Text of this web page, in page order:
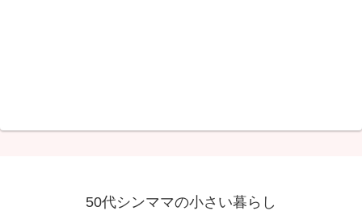
50代シンママの小さい暮らし